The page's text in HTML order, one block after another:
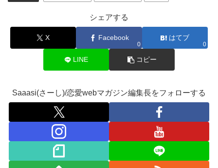
シェアする
X Facebook
0
はてブ
0
LINE コピー
Saaasi(さーし)/恋愛webマガジン編集長をフォローする